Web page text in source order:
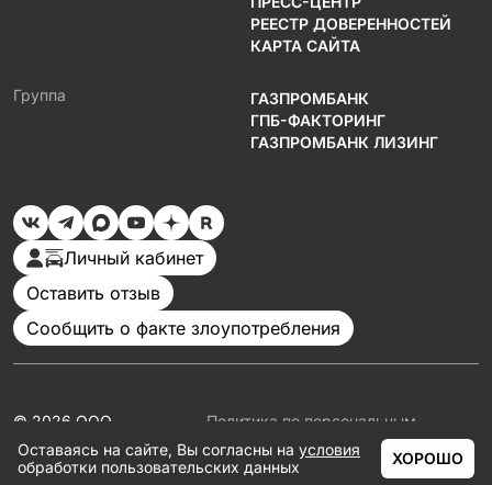
ГЛАВНАЯ КАТАЛОГ АКЦИИ КАЛЬКУЛЯТОР
Оставаясь на сайте, Вы согласны на условия
обработки пользовательских данных
ХОРОШО
РЕЕСТР ДОВЕРЕННОСТЕЙ
КАРТА САЙТА
Группа
ГАЗПРОМБАНК
ГПБ-ФАКТОРИНГ
ГАЗПРОМБАНК ЛИЗИНГ
Личный кабинет
Оставить отзыв
Сообщить о факте злоупотребления
© 2026 ООО
Автолизинг»
Политика по персональным
Документация
Партнеры